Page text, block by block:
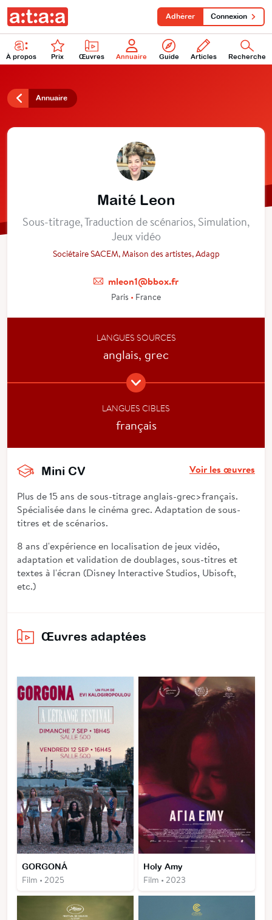
À propos Prix Œuvres Annuaire Guide Articles Recherche
Adhérer Connexion
Annuaire
Maité Leon
Sous-titrage, Traduction de scénarios, Simulation,
Jeux vidéo
Sociétaire SACEM, Maison des artistes, Adagp
mleon1@bbox.fr
Paris • France
LANGUES SOURCES
anglais, grec
LANGUES CIBLES
français
Mini CV Voir les œuvres
Plus de 15 ans de sous-titrage anglais-grec>français.
Spécialisée dans le cinéma grec. Adaptation de sous-
titres et de scénarios.
8 ans d'expérience en localisation de jeux vidéo,
adaptation et validation de doublages, sous-titres et
textes à l'écran (Disney Interactive Studios, Ubisoft,
etc.)
Œuvres adaptées
GORGONÁ
Film • 2025
Holy Amy
Film • 2023